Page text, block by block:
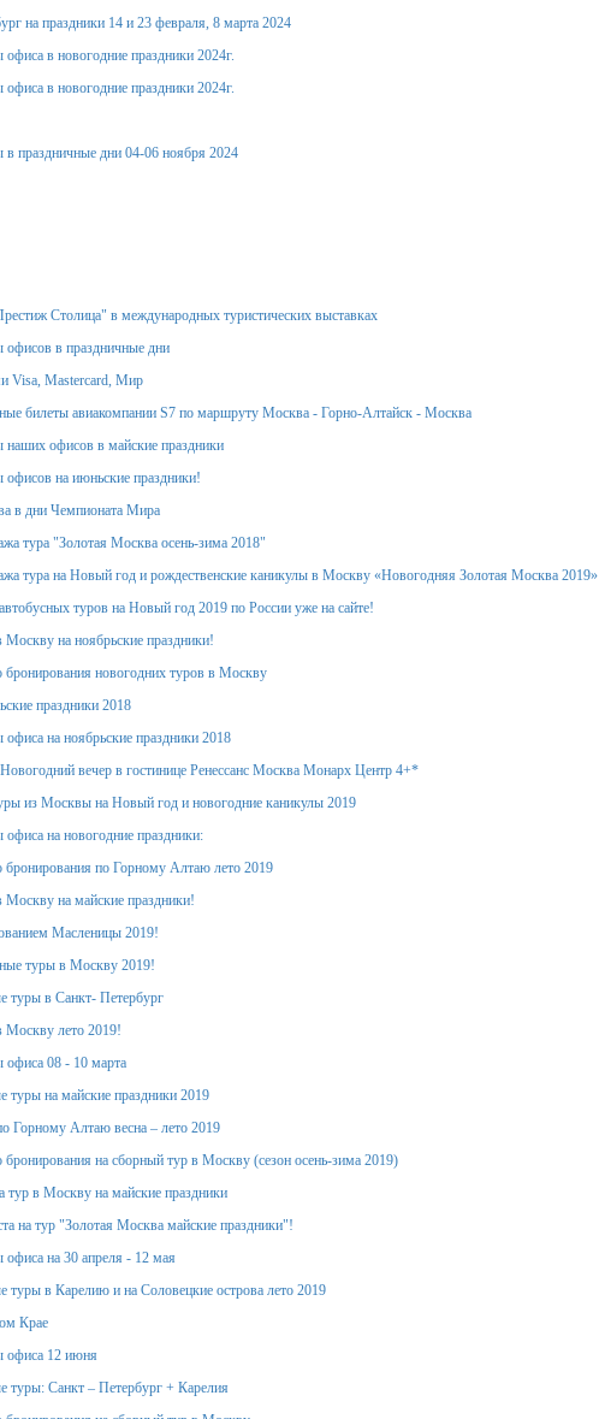
на праздники 14 и 23 февраля, 8 марта 2024
в новогодние праздники 2024г.
в новогодние праздники 2024г.
в праздничные дни 04-06 ноября 2024
Столица" в международных туристических выставках
офисов в праздничные дни
Visa, Mastercard, Мир
билеты авиакомпании S7 по маршруту Москва - Горно-Алтайск - Москва
наших офисов в майские праздники
офисов на июньские праздники!
в дни Чемпионата Мира
тура "Золотая Москва осень-зима 2018"
тура на Новый год и рождественские каникулы в Москву «Новогодняя Золотая Москва 2019»
туров на Новый год 2019 по России уже на сайте!
на ноябрьские праздники!
бронирования новогодних туров в Москву
праздники 2018
на ноябрьские праздники 2018
вечер в гостинице Ренессанс Москва Монарх Центр 4+*
из Москвы на Новый год и новогодние каникулы 2019
офиса на новогодние праздники:
бронирования по Горному Алтаю лето 2019
на майские праздники!
Масленицы 2019!
туры в Москву 2019!
туры в Санкт- Петербург
Москву лето 2019!
офиса 08 - 10 марта
туры на майские праздники 2019
Горному Алтаю весна – лето 2019
бронирования на сборный тур в Москву (сезон осень-зима 2019)
тур в Москву на майские праздники
на тур "Золотая Москва майские праздники"!
офиса на 30 апреля - 12 мая
туры в Карелию и на Соловецкие острова лето 2019
Крае
офиса 12 июня
туры: Санкт – Петербург + Карелия